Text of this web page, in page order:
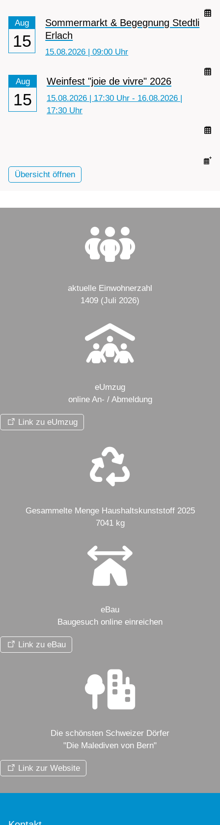
Aug
15
Sommermarkt & Begegnung Stedtli
Erlach
15.08.2026 | 09:00 Uhr
Aug
15
Weinfest "joie de vivre" 2026
15.08.2026 | 17:30 Uhr - 16.08.2026 |
17:30 Uhr
Übersicht öffnen
aktuelle Einwohnerzahl
1409 (Juli 2026)
eUmzug
online An- / Abmeldung
Link zu eUmzug
Gesammelte Menge Haushaltskunststoff 2025
7041 kg
eBau
Baugesuch online einreichen
Link zu eBau
Die schönsten Schweizer Dörfer
"Die Malediven von Bern"
Link zur Website